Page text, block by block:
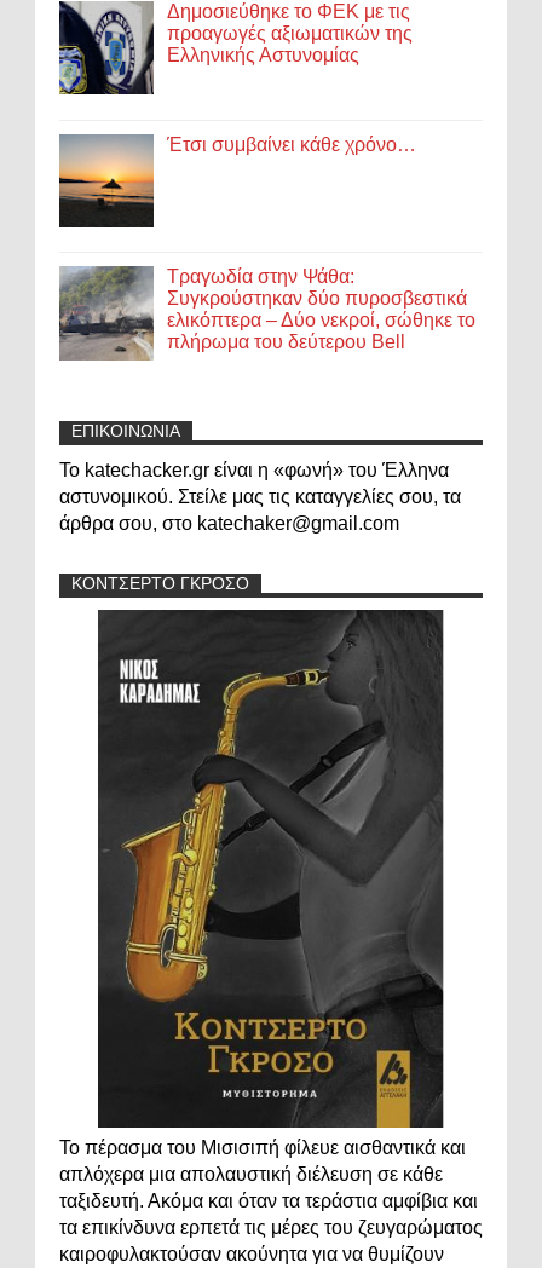
Δημοσιεύθηκε το ΦΕΚ με τις
προαγωγές αξιωματικών της
Ελληνικής Αστυνομίας
Έτσι συμβαίνει κάθε χρόνο…
Τραγωδία στην Ψάθα:
Συγκρούστηκαν δύο πυροσβεστικά
ελικόπτερα – Δύο νεκροί, σώθηκε το
πλήρωμα του δεύτερου Bell
ΕΠΙΚΟΙΝΩΝΙΑ
Το katechacker.gr είναι η «φωνή» του Έλληνα
αστυνομικού. Στείλε μας τις καταγγελίες σου, τα
άρθρα σου, στο katechaker@gmail.com
ΚΟΝΤΣΕΡΤΟ ΓΚΡΟΣΟ
Το πέρασμα του Μισισιπή φίλευε αισθαντικά και
απλόχερα μια απολαυστική διέλευση σε κάθε
ταξιδευτή. Ακόμα και όταν τα τεράστια αμφίβια και
τα επικίνδυνα ερπετά τις μέρες του ζευγαρώματος
καιροφυλακτούσαν ακούνητα για να θυμίζουν